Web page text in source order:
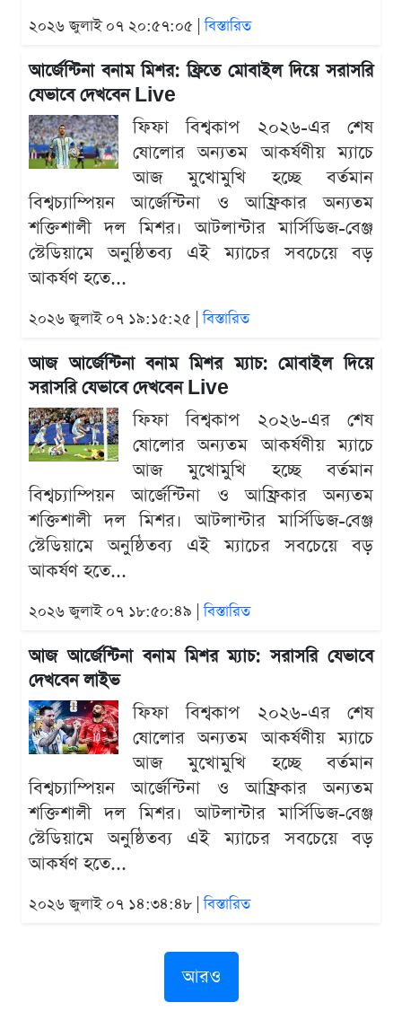
২০২৬ জুলাই ০৭ ২০:৫৭:০৫ |বিস্তারিত
আর্জেন্টিনা বনাম মিশর: ফ্রিতে মোবাইল দিয়ে সরাসরি
যেভাবে দেখবেন Live
ফিফা বিশ্বকাপ ২০২৬-এর শেষ
ষোলোর অন্যতম আকর্ষণীয় ম্যাচে
আজ মুখোমুখি হচ্ছে বর্তমান
বিশ্বচ্যাম্পিয়ন আর্জেন্টিনা ও আফ্রিকার অন্যতম
শক্তিশালী দল মিশর। আটলান্টার মার্সিডিজ-বেঞ্জ
স্টেডিয়ামে অনুষ্ঠিতব্য এই ম্যাচের সবচেয়ে বড়
আকর্ষণ হতে...
২০২৬ জুলাই ০৭ ১৯:১৫:২৫ |বিস্তারিত
আজ আর্জেন্টিনা বনাম মিশর ম্যাচ: মোবাইল দিয়ে
সরাসরি যেভাবে দেখবেন Live
ফিফা বিশ্বকাপ ২০২৬-এর শেষ
ষোলোর অন্যতম আকর্ষণীয় ম্যাচে
আজ মুখোমুখি হচ্ছে বর্তমান
বিশ্বচ্যাম্পিয়ন আর্জেন্টিনা ও আফ্রিকার অন্যতম
শক্তিশালী দল মিশর। আটলান্টার মার্সিডিজ-বেঞ্জ
স্টেডিয়ামে অনুষ্ঠিতব্য এই ম্যাচের সবচেয়ে বড়
আকর্ষণ হতে...
২০২৬ জুলাই ০৭ ১৮:৫০:৪৯ |বিস্তারিত
আজ আর্জেন্টিনা বনাম মিশর ম্যাচ: সরাসরি যেভাবে
দেখবেন লাইভ
ফিফা বিশ্বকাপ ২০২৬-এর শেষ
ষোলোর অন্যতম আকর্ষণীয় ম্যাচে
আজ মুখোমুখি হচ্ছে বর্তমান
বিশ্বচ্যাম্পিয়ন আর্জেন্টিনা ও আফ্রিকার অন্যতম
শক্তিশালী দল মিশর। আটলান্টার মার্সিডিজ-বেঞ্জ
স্টেডিয়ামে অনুষ্ঠিতব্য এই ম্যাচের সবচেয়ে বড়
আকর্ষণ হতে...
২০২৬ জুলাই ০৭ ১৪:৩৪:৪৮ |বিস্তারিত
আরও